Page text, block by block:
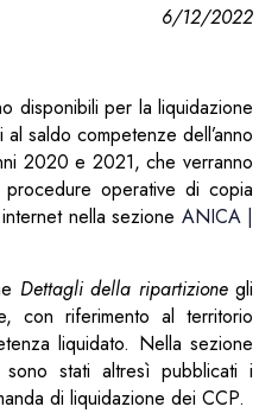
6/12/2022
disponibili per la liquidazione
saldo competenze dell’anno
2020 e 2021, che verranno
operative di copia
nella sezione ANICA |
Dettagli della ripartizionegli
con riferimento al territorio
liquidato. Nella sezione
sono stati altresì pubblicati i
di liquidazione dei CCP.